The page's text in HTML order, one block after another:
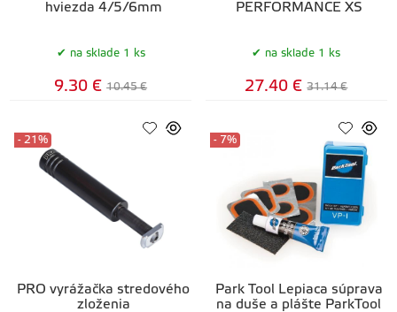
hviezda 4/5/6mm
na sklade 1 ks
9.30 € 10.45 €
PERFORMANCE XS
na sklade 1 ks
27.40 € 31.14 €
PRO vyrážačka stredového
zloženia
- 21%
Park Tool Lepiaca súprava
na duše a plášte ParkTool
- 7%